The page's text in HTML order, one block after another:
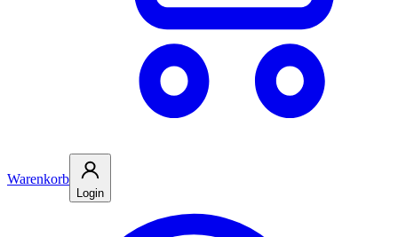
Warenkorb
Login